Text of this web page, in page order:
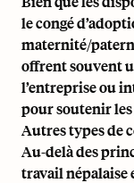
le congé
maternité/
offrent souvent
l’entreprise ou
pour soutenir
Autres types de
Au-delà des
travail népalaise